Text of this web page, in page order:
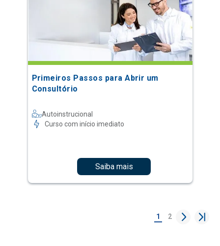
Primeiros Passos para Abrir um
Consultório
Autoinstrucional
Curso com início imediato
Saiba mais
1 2